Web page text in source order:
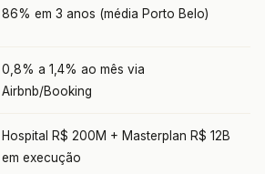
86% em 3 anos (média Porto Belo)
0,8% a 1,4% ao mês via
Airbnb/Booking
Hospital R$ 200M + Masterplan R$ 12B
em execução